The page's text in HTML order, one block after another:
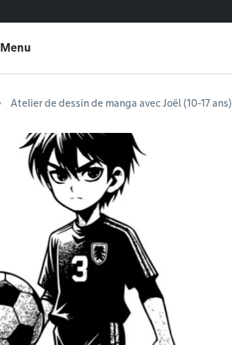
Menu
Atelier de dessin de manga avec Joël (10-17 ans)